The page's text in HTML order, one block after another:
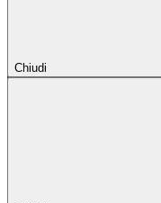
Chiudi